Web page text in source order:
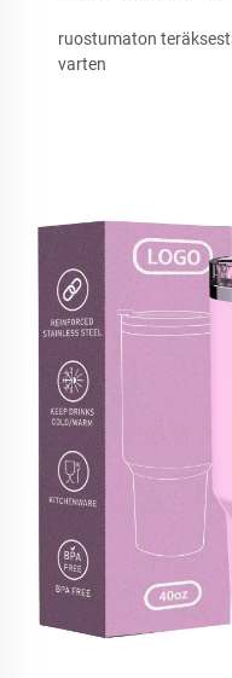
ruostumaton
varten